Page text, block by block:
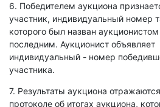
6. Победителем аукциона
участник, индивидуальный номер
которого был назван аукционистом
последним. Аукционист объявляет
индивидуальный - номер
участника.
7. Результаты аукциона
протоколе об итогах аукциона,